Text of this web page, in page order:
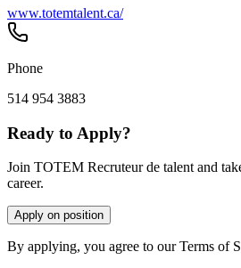
www.totemtalent.ca/
Phone
514 954 3883
Ready to Apply?
Join TOTEM Recruteur de talent and
career.
Apply on position
By applying, you agree to our Terms of